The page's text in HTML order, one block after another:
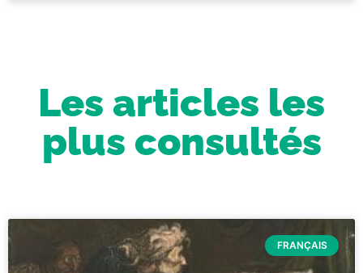
Les articles les
plus consultés
FRANÇAIS